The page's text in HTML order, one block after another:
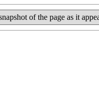
of the page as it